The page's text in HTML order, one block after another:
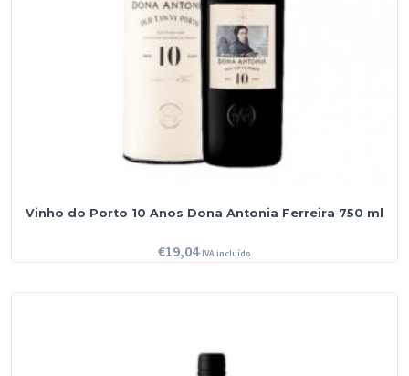
Vinho do Porto 10 Anos Dona Antonia Ferreira 750 ml
€19,04 IVA incluído